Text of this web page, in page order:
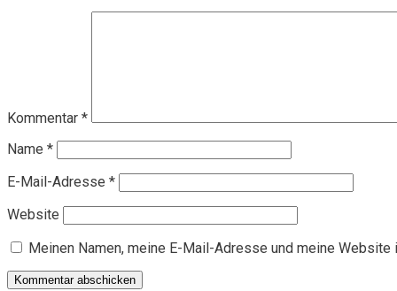
Kommentar *
Name *
E-Mail-Adresse *
Website
Meinen Namen, meine E-Mail-Adresse und meine